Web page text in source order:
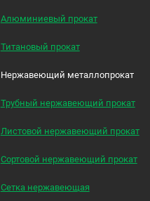
Алюминиевый прокат
Титановый прокат
Нержавеющий металлопрокат
Трубный нержавеющий прокат
Листовой нержавеющий прокат
Сортовой нержавеющий прокат
Сетка нержавеющая